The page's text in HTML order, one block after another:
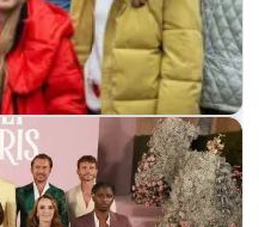
сериала «Папины дочки.
и…